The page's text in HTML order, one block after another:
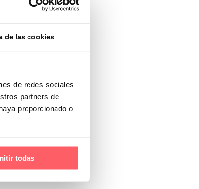
de las cookies
de redes sociales
partners de
proporcionado o
todas